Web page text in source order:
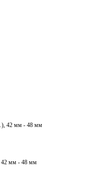
42 мм - 48 мм
42 мм - 48 мм